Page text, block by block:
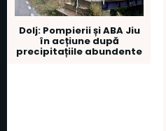
Dolj: Pompierii și ABA Jiu
în acțiune după
precipitațiile abundente